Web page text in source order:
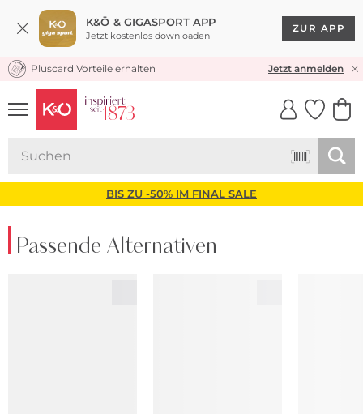
K&Ö & GIGASPORT APP
Jetzt kostenlos downloaden
ZUR APP
KOSTENLOSER VERSAND* & RÜCKVERSAND
Pluscard Vorteile erhalten Jetzt anmelden
UNSERE APP
CLICK &
BIS ZU -50% IM FINAL SALE
Passende Alternativen